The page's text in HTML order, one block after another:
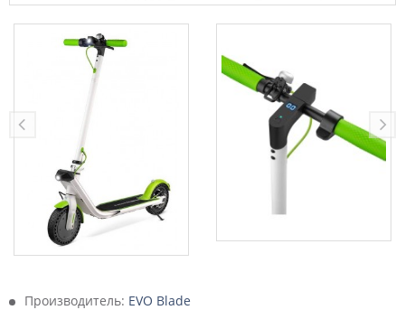
Производитель: EVO Blade